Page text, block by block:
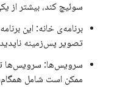
سوئیچ کند، بیشتر از
برنامه‌ی خانه: این
تصویر پس‌زمینه
سرویس‌ها: سرویس‌ها
ممکن است شامل